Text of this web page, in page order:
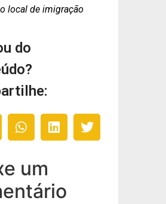
local de imigração
do
um